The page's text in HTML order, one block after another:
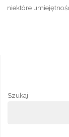
niektóre
Szukaj